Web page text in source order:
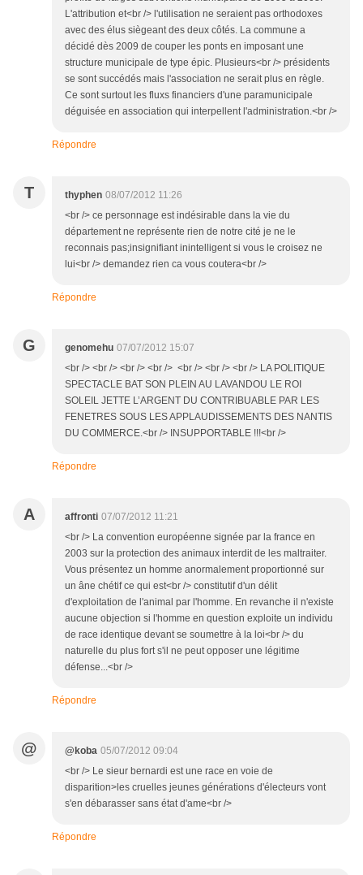
L'attribution et<br /> l'utilisation ne seraient pas orthodoxes
avec des élus siègeant des deux côtés. La commune a
décidé dès 2009 de couper les ponts en imposant une
structure municipale de type épic. Plusieurs<br /> présidents
se sont succédés mais l'association ne serait plus en règle.
Ce sont surtout les fluxs financiers d'une paramunicipale
déguisée en association qui interpellent l'administration.<br />
Répondre
T thyphen 08/07/2012 11:26
<br /> ce personnage est indésirable dans la vie du
département ne représente rien de notre cité je ne le
reconnais pas;insignifiant inintelligent si vous le croisez ne
lui<br /> demandez rien ca vous coutera<br />
Répondre
G genomehu 07/07/2012 15:07
<br /> <br /> <br /> <br /> <br /> <br /> <br /> LA POLITIQUE
SPECTACLE BAT SON PLEIN AU LAVANDOU LE ROI
SOLEIL JETTE L’ARGENT DU CONTRIBUABLE PAR LES
FENETRES SOUS LES APPLAUDISSEMENTS DES NANTIS
DU COMMERCE.<br /> INSUPPORTABLE !!!<br />
Répondre
A affronti 07/07/2012 11:21
<br /> La convention européenne signée par la france en
2003 sur la protection des animaux interdit de les maltraiter.
Vous présentez un homme anormalement proportionné sur
un âne chétif ce qui est<br /> constitutif d'un délit
d'exploitation de l'animal par l'homme. En revanche il n'existe
aucune objection si l'homme en question exploite un individu
de race identique devant se soumettre à la loi<br /> du
naturelle du plus fort s'il ne peut opposer une légitime
défense...<br />
Répondre
@ @koba 05/07/2012 09:04
<br /> Le sieur bernardi est une race en voie de
disparition>les cruelles jeunes générations d'électeurs vont
s'en débarasser sans état d'ame<br />
Répondre